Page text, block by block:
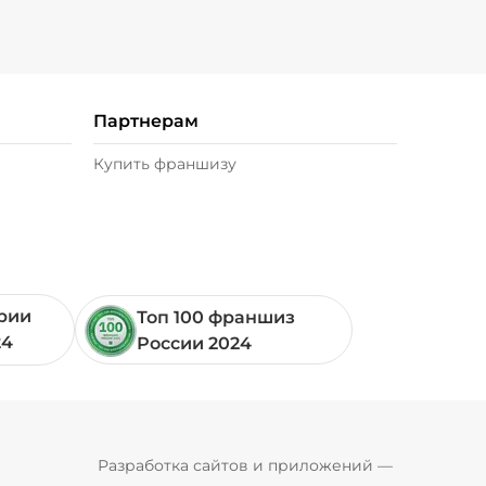
Партнерам
Купить франшизу
Топ 100 франшиз
России 2024
Разработка сайтов и приложений —